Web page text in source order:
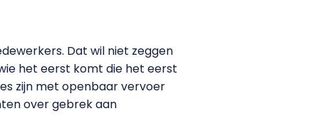
Dat wil niet zeggen
het eerst komt die het eerst
zijn met openbaar vervoer
over gebrek aan